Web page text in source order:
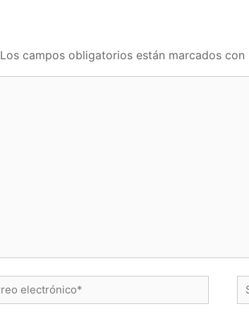
Los campos obligatorios están marcados con